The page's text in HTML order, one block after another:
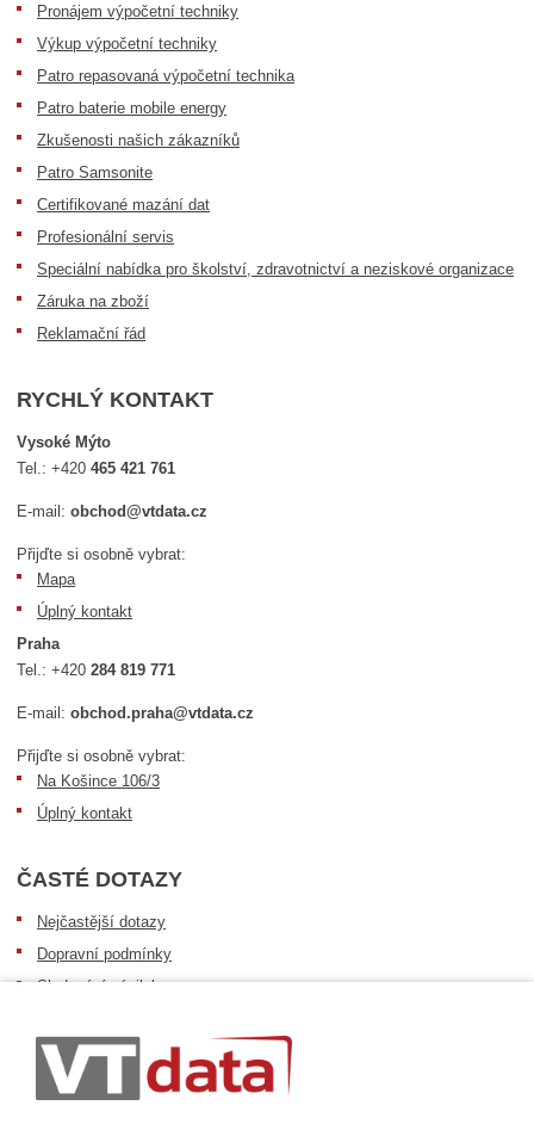
Pronájem výpočetní techniky
Výkup výpočetní techniky
Patro repasovaná výpočetní technika
Patro baterie mobile energy
Zkušenosti našich zákazníků
Patro Samsonite
Certifikované mazání dat
Profesionální servis
Speciální nabídka pro školství, zdravotnictví a neziskové organizace
Záruka na zboží
Reklamační řád
RYCHLÝ KONTAKT
Vysoké Mýto
Tel.:+420465 421 761
E-mail:obchod@vtdata.cz
Přijďte si osobně vybrat:
Mapa
Úplný kontakt
Praha
Tel.:+420284 819 771
E-mail:obchod.praha@vtdata.cz
Přijďte si osobně vybrat:
Na Košince 106/3
Úplný kontakt
ČASTÉ DOTAZY
Nejčastější dotazy
Dopravní podmínky
Sledování zásilek
Informace k dostupnosti zboží
Obecné informace